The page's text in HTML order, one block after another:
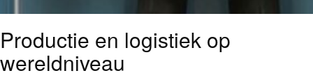
Productie en logistiek op
wereldniveau